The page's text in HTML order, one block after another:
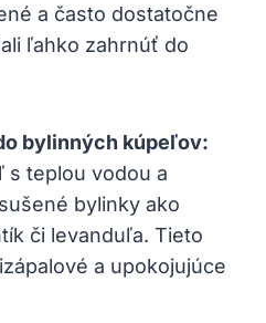
a často dostatočne
ľahko zahrnúť do
bylinných kúpeľov:
s teplou vodou a
bylinky ako
či levanduľa. Tieto
a upokojujúce